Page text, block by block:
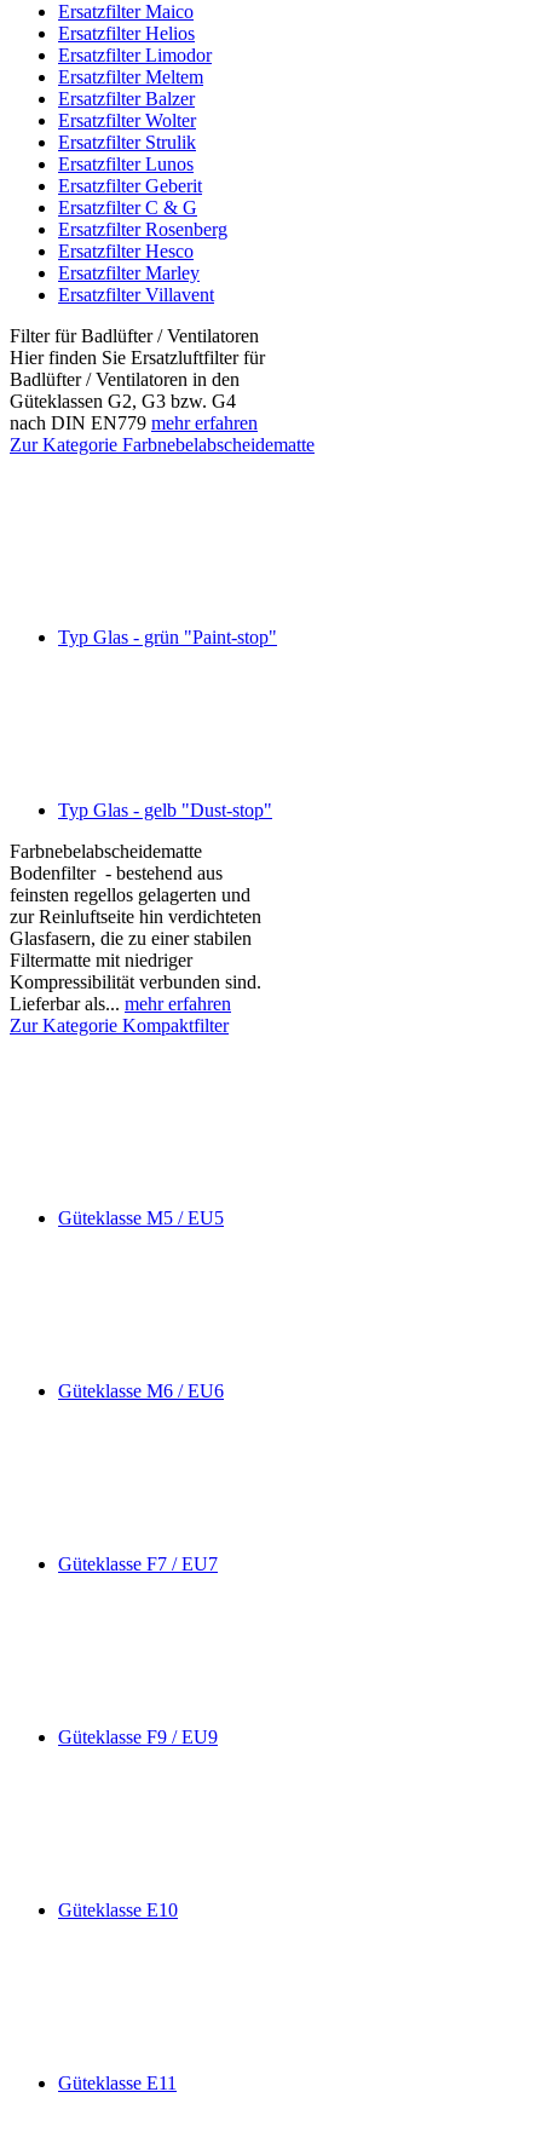
Ersatzfilter Maico
Ersatzfilter Helios
Ersatzfilter Limodor
Ersatzfilter Meltem
Ersatzfilter Balzer
Ersatzfilter Wolter
Ersatzfilter Strulik
Ersatzfilter Lunos
Ersatzfilter Geberit
Ersatzfilter C & G
Ersatzfilter Rosenberg
Ersatzfilter Hesco
Ersatzfilter Marley
Ersatzfilter Villavent
Filter für Badlüfter / Ventilatoren
Hier finden Sie Ersatzluftfilter für
Badlüfter / Ventilatoren in den
Güteklassen G2, G3 bzw. G4
nach DIN EN779 mehr erfahren
Zur Kategorie Farbnebelabscheidematte
Typ Glas - grün "Paint-stop"
Typ Glas - gelb "Dust-stop"
Farbnebelabscheidematte
Bodenfilter - bestehend aus
feinsten regellos gelagerten und
zur Reinluftseite hin verdichteten
Glasfasern, die zu einer stabilen
Filtermatte mit niedriger
Kompressibilität verbunden sind.
Lieferbar als... mehr erfahren
Zur Kategorie Kompaktfilter
Güteklasse M5 / EU5
Güteklasse M6 / EU6
Güteklasse F7 / EU7
Güteklasse F9 / EU9
Güteklasse E10
Güteklasse E11